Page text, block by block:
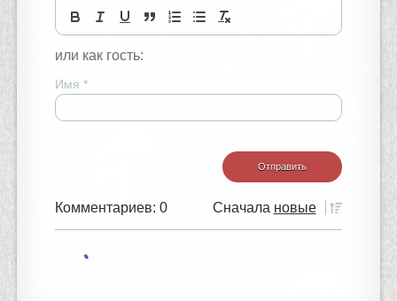
или как гость:
Имя *
Комментариев: 0 Сначала новые